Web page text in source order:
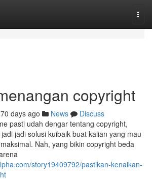
copyright
days ago News
Discuss
pasti udah dengar tentang copyright,
jadi solusi kuibaik buat kalian yang mau
Nah, yang bikin copyright beda
story19409792/pastikan-kenaikan-